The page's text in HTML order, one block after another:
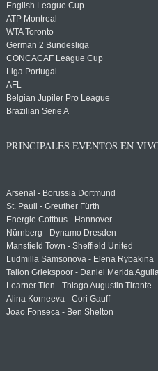
English League Cup
ATP Montreal
WTA Toronto
German 2 Bundesliga
CONCACAF League Cup
Liga Portugal
AFL
Belgian Jupiler Pro League
Brazilian Serie A
PRINCIPALES EVENTOS EN
Arsenal - Borussia Dortmund
St. Pauli - Greuther Fürth
Energie Cottbus - Hannover
Nürnberg - Dynamo Dresden
Mansfield Town - Sheffield United
Ludmilla Samsonova - Elena Rybakina
Tallon Griekspoor - Daniel Merida
Learner Tien - Thiago Augustin Tirante
Alina Korneeva - Cori Gauff
Joao Fonseca - Ben Shelton